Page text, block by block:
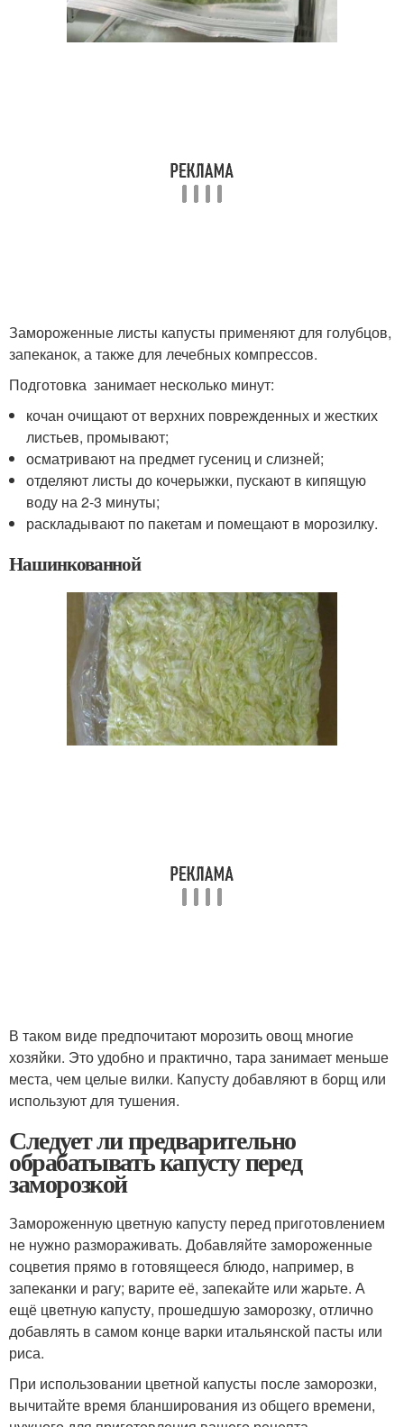
Замороженные листы капусты применяют для голубцов,
запеканок, а также для лечебных компрессов.
Подготовка занимает несколько минут:
кочан очищают от верхних поврежденных и жестких
листьев, промывают;
осматривают на предмет гусениц и слизней;
отделяют листы до кочерыжки, пускают в кипящую
воду на 2-3 минуты;
раскладывают по пакетам и помещают в морозилку.
Нашинкованной
В таком виде предпочитают морозить овощ многие
хозяйки. Это удобно и практично, тара занимает меньше
места, чем целые вилки. Капусту добавляют в борщ или
используют для тушения.
Следует ли предварительно
обрабатывать капусту перед
заморозкой
Замороженную цветную капусту перед приготовлением
не нужно размораживать. Добавляйте замороженные
соцветия прямо в готовящееся блюдо, например, в
запеканки и рагу; варите её, запекайте или жарьте. А
ещё цветную капусту, прошедшую заморозку, отлично
добавлять в самом конце варки итальянской пасты или
риса.
При использовании цветной капусты после заморозки,
вычитайте время бланширования из общего времени,